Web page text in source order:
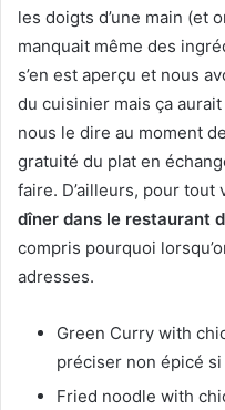
les doigts d’une main (et
manquait même des
s’en est aperçu et nous
du cuisinier mais ça
nous le dire au moment
gratuité du plat en
faire. D’ailleurs, pour tout
dîner dans le restaurant
compris pourquoi
adresses.
Green Curry with
préciser non épicé si
Fried noodle with